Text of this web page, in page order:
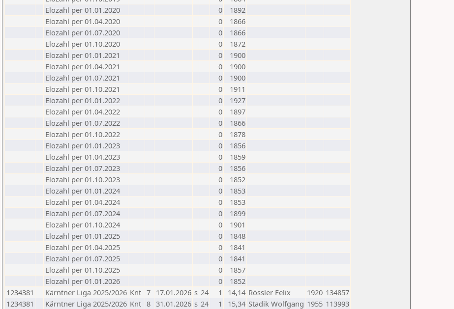
Elozahl per 01.01.2020
0
1892
Elozahl per 01.04.2020
0
1866
Elozahl per 01.07.2020
0
1866
Elozahl per 01.10.2020
0
1872
Elozahl per 01.01.2021
0
1900
Elozahl per 01.04.2021
0
1900
Elozahl per 01.07.2021
0
1900
Elozahl per 01.10.2021
0
1911
Elozahl per 01.01.2022
0
1927
Elozahl per 01.04.2022
0
1897
Elozahl per 01.07.2022
0
1866
Elozahl per 01.10.2022
0
1878
Elozahl per 01.01.2023
0
1856
Elozahl per 01.04.2023
0
1859
Elozahl per 01.07.2023
0
1856
Elozahl per 01.10.2023
0
1852
Elozahl per 01.01.2024
0
1853
Elozahl per 01.04.2024
0
1853
Elozahl per 01.07.2024
0
1899
Elozahl per 01.10.2024
0
1901
Elozahl per 01.01.2025
0
1848
Elozahl per 01.04.2025
0
1841
Elozahl per 01.07.2025
0
1841
Elozahl per 01.10.2025
0
1857
Elozahl per 01.01.2026
0
1852
1234381
Kärntner Liga 2025/2026 Knt 7 17.01.2026 s 24 1 14,14 Rössler Felix 1920 134857
1234381
Kärntner Liga 2025/2026 Knt 8 31.01.2026 s 24 1 15,34 Stadik Wolfgang 1955 113993